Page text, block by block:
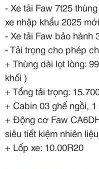
- Xe tải Faw 7t25
xe nhập khẩu 2025
- Xe tải Faw bảo hành
- Tải trọng cho phép
+ Thùng dài lọt lòng:
khối )
+ Tổng tải trọng:
+ Cabin 03 ghế ngồi,
+ Động cơ Faw
siêu tiết kiệm nhiên liệu
+ Lốp xe: 10.00R20